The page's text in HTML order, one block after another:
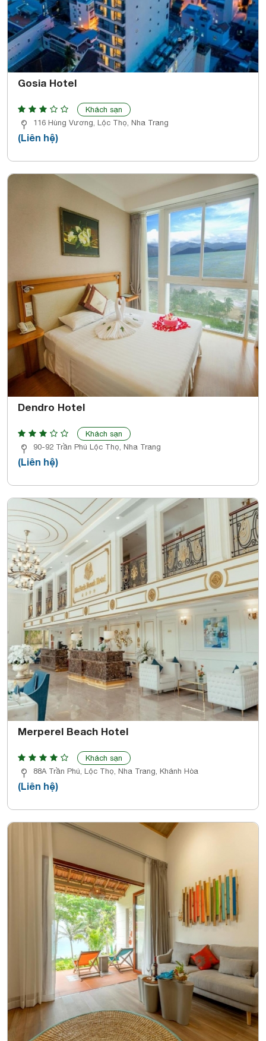
Gosia Hotel
Khách sạn
116 Hùng Vương, Lộc Thọ, Nha Trang
(Liên hệ)
Dendro Hotel
Khách sạn
90-92 Trần Phú Lộc Thọ, Nha Trang
(Liên hệ)
Merperel Beach Hotel
Khách sạn
88A Trần Phú, Lộc Thọ, Nha Trang, Khánh Hòa
(Liên hệ)